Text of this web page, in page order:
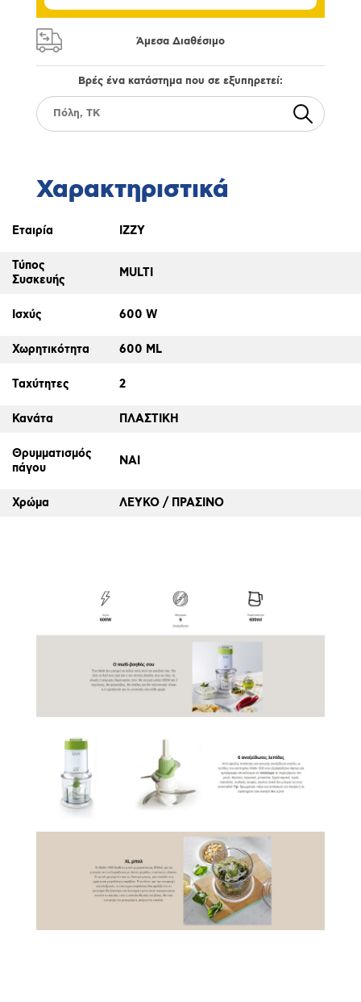
Άμεσα Διαθέσιμο
Βρές ένα κατάστημα που σε εξυπηρετεί:
Χαρακτηριστικά
Εταιρία IZZY
Τύπος
Συσκευής
MULTI
Ισχύς 600 W
Χωρητικότητα 600 ML
Ταχύτητες 2
Κανάτα ΠΛΑΣΤΙΚΗ
Θρυμματισμός
πάγου
ΝΑΙ
Χρώμα ΛΕΥΚΟ / ΠΡΑΣΙΝΟ